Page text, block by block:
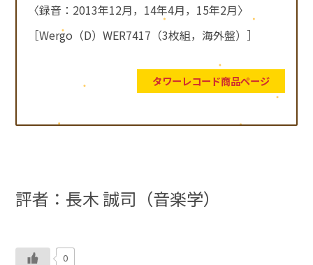
〈録音：2013年12月，14年4月，15年2月〉
［Wergo（D）WER7417（3枚組，海外盤）］
タワーレコード商品ページ
評者：長木 誠司（音楽学）
0